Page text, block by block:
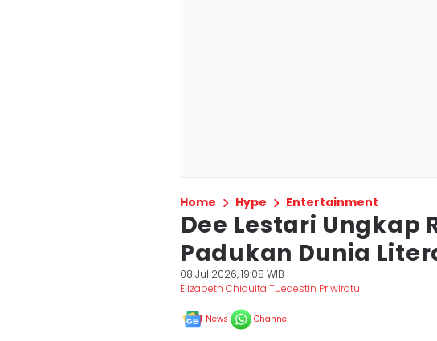
Home Hype Entertainment
⁠Dee Lestari Ungkap
Padukan Dunia
08 Jul 2026, 19:08 WIB
Elizabeth Chiquita Tuedestin Priwiratu
News Channel